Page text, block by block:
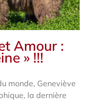
Amour :
» !!!
monde, Geneviève
la dernière